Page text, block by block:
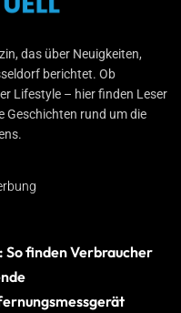
das über Neuigkeiten,
berichtet. Ob
Lifestyle – hier finden Leser
Geschichten rund um die
So finden Verbraucher